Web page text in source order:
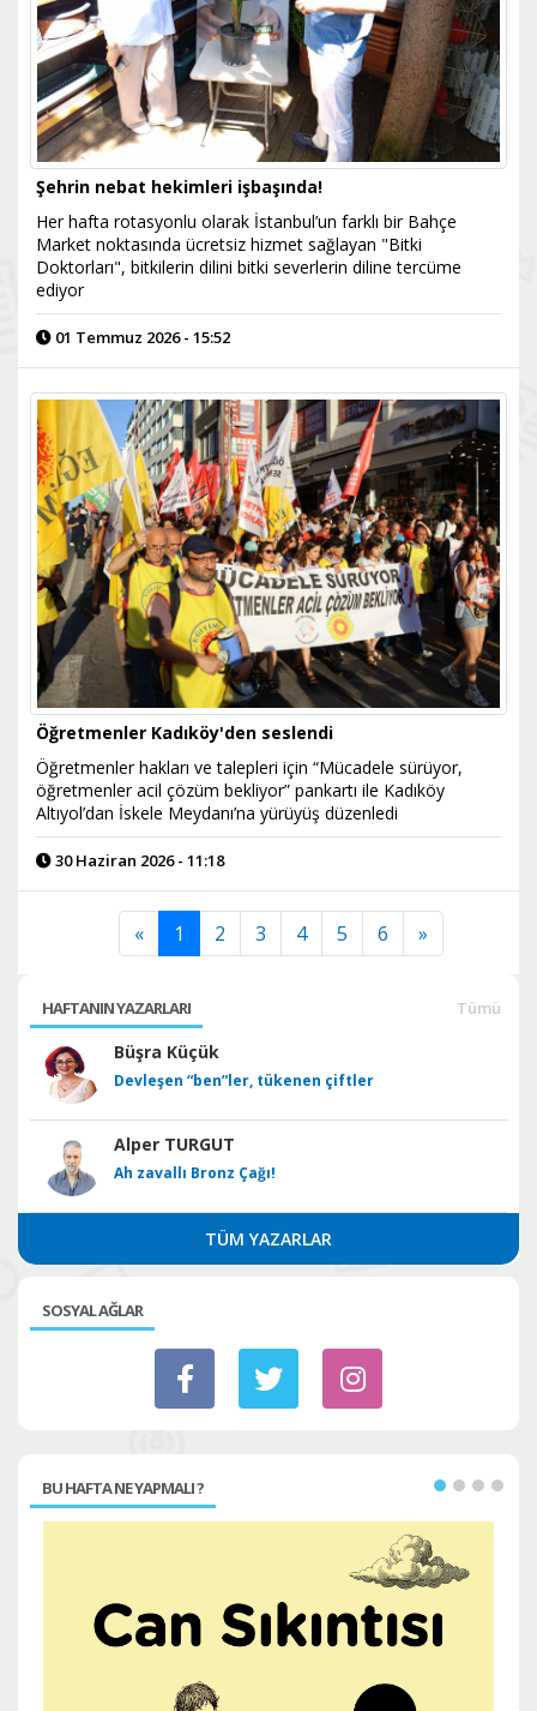
Şehrin nebat hekimleri işbaşında!
Her hafta rotasyonlu olarak İstanbul’un farklı bir Bahçe
Market noktasında ücretsiz hizmet sağlayan "Bitki
Doktorları", bitkilerin dilini bitki severlerin diline tercüme
ediyor
01 Temmuz 2026 - 15:52
Öğretmenler Kadıköy'den seslendi
Öğretmenler hakları ve talepleri için “Mücadele sürüyor,
öğretmenler acil çözüm bekliyor” pankartı ile Kadıköy
Altıyol’dan İskele Meydanı’na yürüyüş düzenledi
30 Haziran 2026 - 11:18
« 1 2 3 4 5 6 »
HAFTANIN YAZARLARI Tümü
Büşra Küçük
Devleşen “ben”ler, tükenen çiftler
Alper TURGUT
Ah zavallı Bronz Çağı!
TÜM YAZARLAR
SOSYAL AĞLAR
BU HAFTA NE YAPMALI ?